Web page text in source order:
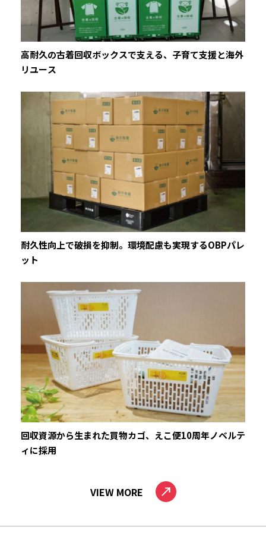
高耐久の古着回収ボックスで支える、子育て支援と海外
リユース
耐久性向上で破損を抑制。環境配慮も実現するOBPパレ
ット
回収資源から生まれた買物カゴ、えこ便10周年ノベルテ
ィに採用
VIEW MORE